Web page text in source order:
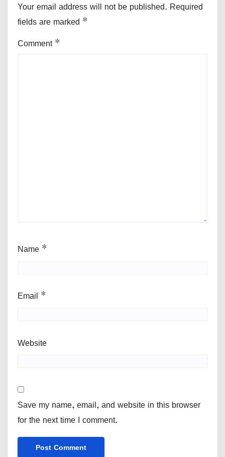
Your email address will not be published. Required
fields are marked *
Comment *
Name *
Email *
Website
Save my name, email, and website in this browser
for the next time I comment.